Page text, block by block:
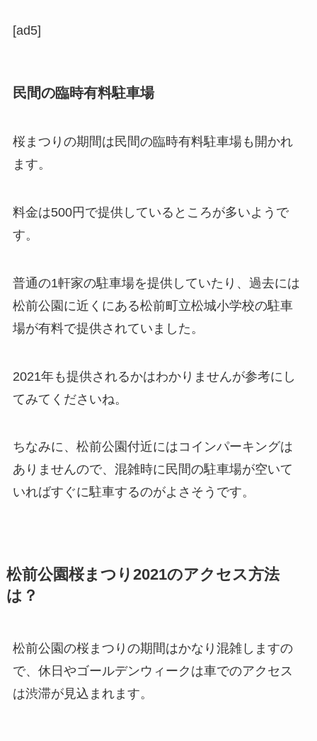
[ad5]
民間の臨時有料駐車場
桜まつりの期間は民間の臨時有料駐車場も開かれ
ます。
料金は500円で提供しているところが多いようで
す。
普通の1軒家の駐車場を提供していたり、過去には
松前公園に近くにある松前町立松城小学校の駐車
場が有料で提供されていました。
2021年も提供されるかはわかりませんが参考にし
てみてくださいね。
ちなみに、松前公園付近にはコインパーキングは
ありませんので、混雑時に民間の駐車場が空いて
いればすぐに駐車するのがよさそうです。
松前公園桜まつり2021のアクセス方法
は？
松前公園の桜まつりの期間はかなり混雑しますの
で、休日やゴールデンウィークは車でのアクセス
は渋滞が見込まれます。